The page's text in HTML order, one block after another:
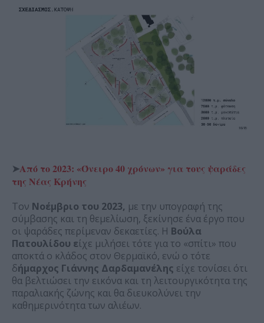
➤Από το 2023: «Όνειρο 40 χρόνων» για τους ψαράδες
της Νέας Κρήνης
Τον Νοέμβριο του 2023, με την υπογραφή της
σύμβασης και τη θεμελίωση, ξεκίνησε ένα έργο που
οι ψαράδες περίμεναν δεκαετίες. Η Βούλα
Πατουλίδου είχε μιλήσει τότε για το «σπίτι» που
αποκτά ο κλάδος στον Θερμαϊκό, ενώ ο τότε
δήμαρχος Γιάννης Δαρδαμανέλης είχε τονίσει ότι
θα βελτιώσει την εικόνα και τη λειτουργικότητα της
παραλιακής ζώνης και θα διευκολύνει την
καθημερινότητα των αλιέων.